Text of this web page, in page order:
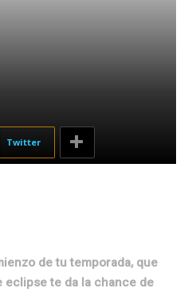
Twitter
de tu temporada, que
eclipse te da la chance de